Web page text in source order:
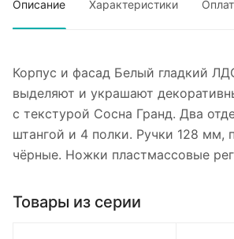
Описание Характеристики
Корпус и фасад Белый гладкий
выделяют и украшают
с текстурой Сосна Гранд. Два
штангой и 4 полки. Ручки 128 мм,
чёрные. Ножки пластмассовые
Товары из серии